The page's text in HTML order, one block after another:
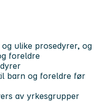
ulike prosedyrer, og
foreldre
barn og foreldre før
av yrkesgrupper